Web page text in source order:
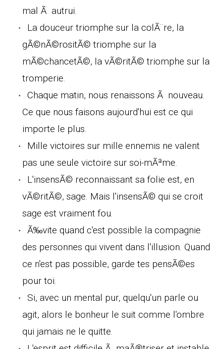
mal Ã autrui.
La douceur triomphe sur la colÃ¨re, la
gÃ©nÃ©rositÃ© triomphe sur la
mÃ©chancetÃ©, la vÃ©ritÃ© triomphe sur la
tromperie.
Chaque matin, nous renaissons Ã nouveau.
Ce que nous faisons aujourd'hui est ce qui
importe le plus.
Mille victoires sur mille ennemis ne valent
pas une seule victoire sur soi-mÃªme.
L'insensÃ© reconnaissant sa folie est, en
vÃ©ritÃ©, sage. Mais l'insensÃ© qui se croit
sage est vraiment fou.
Ã‰vite quand c'est possible la compagnie
des personnes qui vivent dans l'illusion. Quand
ce n'est pas possible, garde tes pensÃ©es
pour toi.
Si, avec un mental pur, quelqu'un parle ou
agit, alors le bonheur le suit comme l'ombre
qui jamais ne le quitte.